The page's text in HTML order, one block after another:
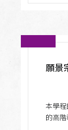
所」。
願景
本學
的高